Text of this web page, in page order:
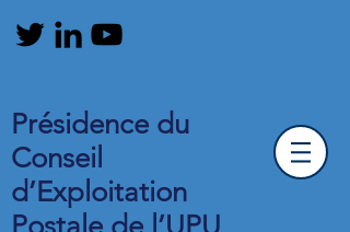
Présidence du
Conseil
d’Exploitation